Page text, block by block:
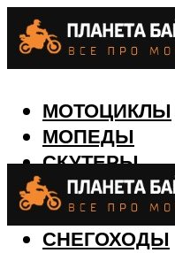
МОТОЦИКЛЫ
МОПЕДЫ
СКУТЕРЫ
ЛОДКИ
СНЕГОХОДЫ